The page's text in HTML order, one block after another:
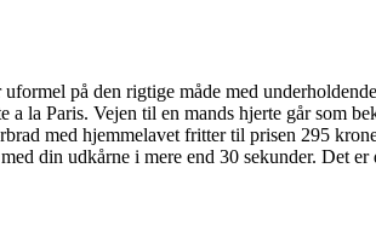
på den rigtige måde med
la Paris. Vejen til en mands hjerte går som
med hjemmelavet fritter til prisen 295
din udkårne i mere end 30 sekunder. Det er